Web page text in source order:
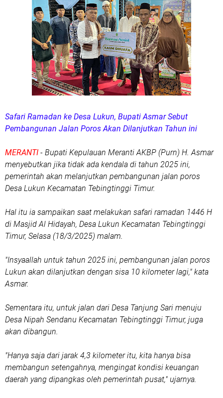
Safari Ramadan ke Desa Lukun, Bupati Asmar Sebut
Pembangunan Jalan Poros Akan Dilanjutkan Tahun ini
MERANTI - Bupati Kepulauan Meranti AKBP (Purn) H. Asmar
menyebutkan jika tidak ada kendala di tahun 2025 ini,
pemerintah akan melanjutkan pembangunan jalan poros
Desa Lukun Kecamatan Tebingtinggi Timur.
Hal itu ia sampaikan saat melakukan safari ramadan 1446 H
di Masjid Al Hidayah, Desa Lukun Kecamatan Tebingtinggi
Timur, Selasa (18/3/2025) malam.
"Insyaallah untuk tahun 2025 ini, pembangunan jalan poros
Lukun akan dilanjutkan dengan sisa 10 kilometer lagi," kata
Asmar.
Sementara itu, untuk jalan dari Desa Tanjung Sari menuju
Desa Nipah Sendanu Kecamatan Tebingtinggi Timur, juga
akan dibangun.
"Hanya saja dari jarak 4,3 kilometer itu, kita hanya bisa
membangun setengahnya, mengingat kondisi keuangan
daerah yang dipangkas oleh pemerintah pusat," ujarnya.